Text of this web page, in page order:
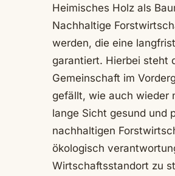
Heimisches Holz als
Nachhaltige
werden, die eine
garantiert. Hierbei steht
Gemeinschaft im
gefällt, wie auch wieder
lange Sicht gesund und
nachhaltigen
ökologisch
Wirtschaftsstandort zu